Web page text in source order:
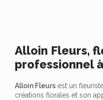
Alloin Fleurs,
professionnel
Alloin Fleurs est un
créations florales et son